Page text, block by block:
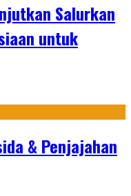
Salurkan
untuk
& Penjajahan